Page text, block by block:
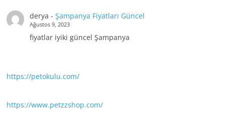
derya - Şampanya Fiyatları Güncel
Ağustos 9, 2023
fiyatlar iyiki güncel Şampanya
https://petokulu.com/
https://www.petzzshop.com/